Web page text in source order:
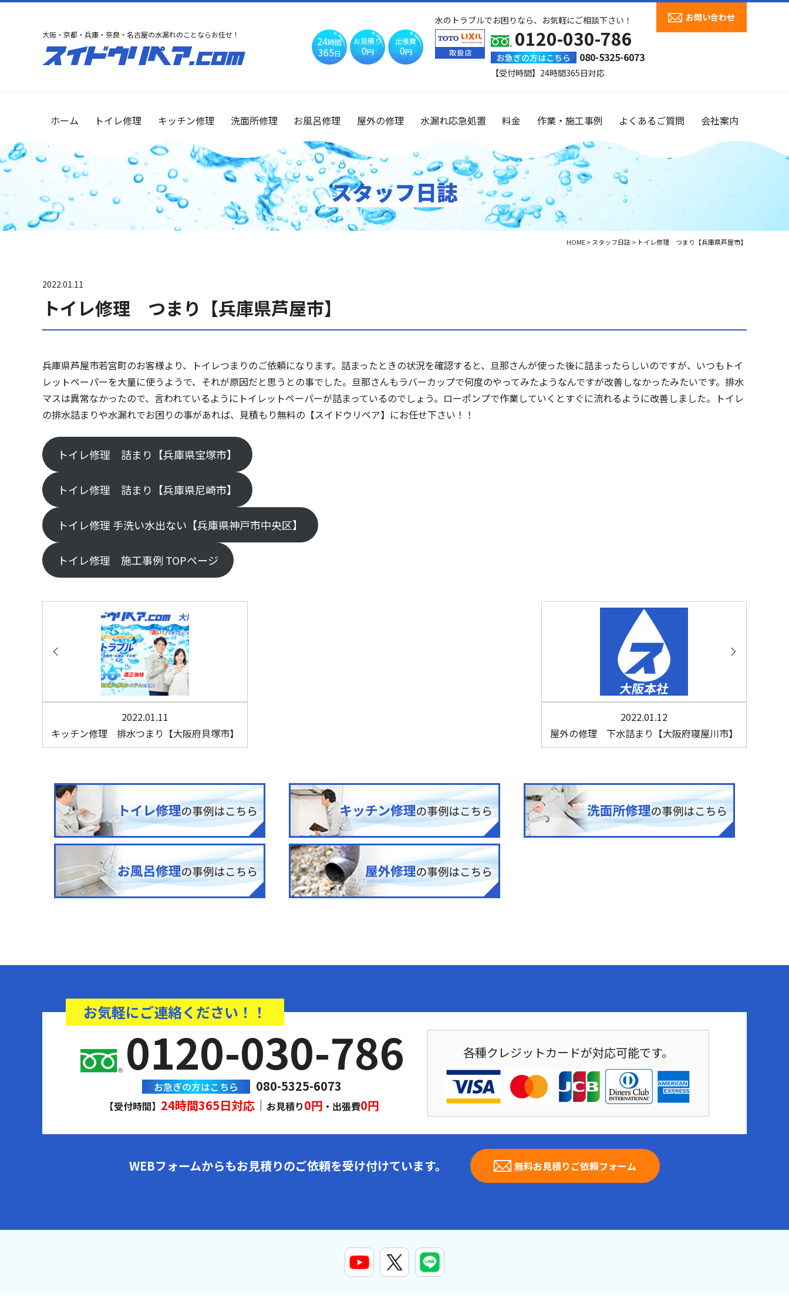
大阪・京都・兵庫・奈良・名古屋の水漏れのことならお任せ！ 24時間
365日
お見積り
0円
出張費
0円
水のトラブルでお困りなら、お気軽にご相談下さい！
0120-030-786
お急ぎの方はこちら 080-5325-6073
【受付時間】24時間365日対応
お問い合わせ
ホーム トイレ修理 キッチン修理 洗面所修理 お風呂修理 屋外の修理 水漏れ応急処置 料金 作業・施工事例 よくあるご質問 会社案内
スタッフ日誌
HOME> スタッフ日誌> トイレ修理 つまり【兵庫県芦屋市】
2022.01.11
トイレ修理 つまり【兵庫県芦屋市】
兵庫県芦屋市若宮町のお客様より、トイレつまりのご依頼になります。詰まったときの状況を確認すると、旦那さんが使った後に詰まったらしいのですが、いつもトイ
レットペーパーを大量に使うようで、それが原因だと思うとの事でした。旦那さんもラバーカップで何度のやってみたようなんですが改善しなかったみたいです。排水
マスは異常なかったので、言われているようにトイレットペーパーが詰まっているのでしょう。ローポンプで作業していくとすぐに流れるように改善しました。トイレ
の排水詰まりや水漏れでお困りの事があれば、見積もり無料の【スイドウリペア】にお任せ下さい！！
トイレ修理 詰まり【兵庫県宝塚市】
トイレ修理 詰まり【兵庫県尼崎市】
トイレ修理 手洗い水出ない【兵庫県神戸市中央区】
トイレ修理 施工事例 TOPページ
2022.01.11
キッチン修理 排水つまり【大阪府貝塚市】
2022.01.12
屋外の修理 下水詰まり【大阪府寝屋川市】
お気軽にご連絡ください！！
0120-030-786
お急ぎの方はこちら 080-5325-6073
【受付時間】 24時間365日対応 ｜ お見積り0円 ・出張費0円
各種クレジットカードが対応可能です。
WEBフォームからもお見積りのご依頼を受け付けています。 無料お見積りご依頼フォーム